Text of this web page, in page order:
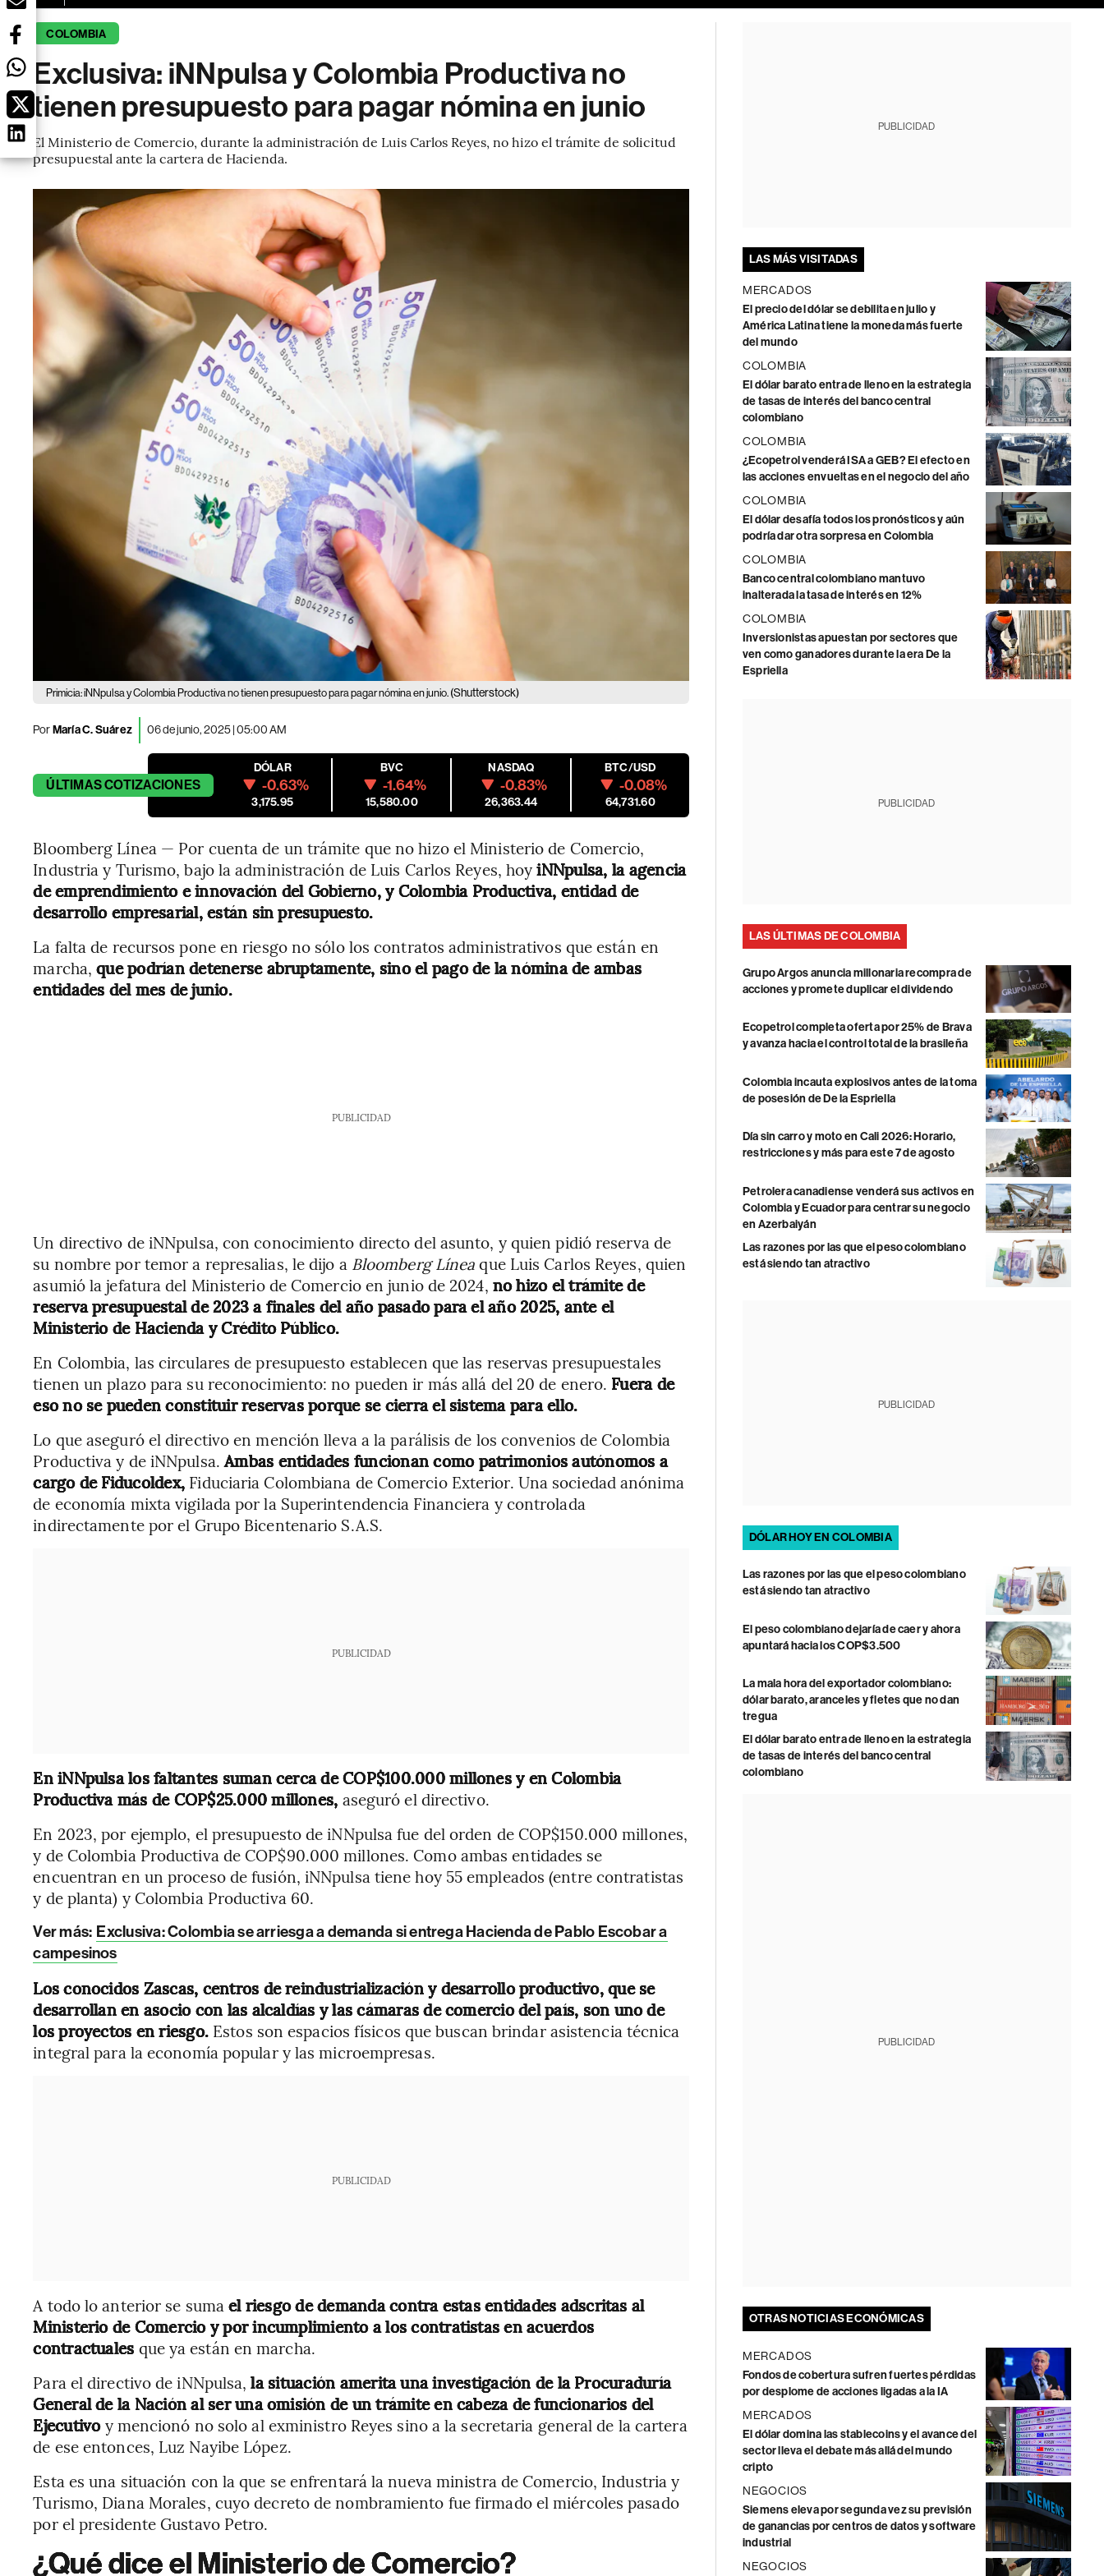
COLOMBIA
Exclusiva: iNNpulsa y Colombia Productiva no
tienen presupuesto para pagar nómina en junio
El Ministerio de Comercio, durante la administración de Luis Carlos Reyes, no hizo el trámite de solicitud
presupuestal ante la cartera de Hacienda.
Primicia: iNNpulsa y Colombia Productiva no tienen presupuesto para pagar nómina en junio. (Shutterstock)
PorMaría C. Suárez 06 de junio, 2025 | 05:00 AM
ÚLTIMASCOTIZACIONES
DÓLAR
-0.63%
3,175.95
BVC
-1.64%
15,580.00
NASDAQ
-0.83%
26,363.44
BTC/USD
-0.08%
64,731.60
Bloomberg Línea — Por cuenta de un trámite que no hizo el Ministerio de Comercio,
Industria y Turismo, bajo la administración de Luis Carlos Reyes, hoyiNNpulsa, la agencia
de emprendimiento e innovación del Gobierno, y Colombia Productiva, entidad de
desarrollo empresarial, están sin presupuesto.
La falta de recursos pone en riesgo no sólo los contratos administrativos que están en
marcha, que podrían detenerse abruptamente, sino el pago de la nómina de ambas
entidades del mes de junio.
PUBLICIDAD
Un directivo de iNNpulsa, con conocimiento directo del asunto, y quien pidió reserva de
su nombre por temor a represalias, le dijo a Bloomberg Líneaque Luis Carlos Reyes, quien
asumió la jefatura del Ministerio de Comercio en junio de 2024, no hizo el trámite de
reserva presupuestal de 2023 a finales del año pasado para el año 2025, ante el
Ministerio de Hacienda y Crédito Público.
En Colombia, las circulares de presupuesto establecen que las reservas presupuestales
tienen un plazo para su reconocimiento: no pueden ir más allá del 20 de enero. Fuera de
eso no se pueden constituir reservas porque se cierra el sistema para ello.
Lo que aseguró el directivo en mención lleva a la parálisis de los convenios de Colombia
Productiva y de iNNpulsa.Ambas entidades funcionan como patrimonios autónomos a
cargo de Fiducoldex, Fiduciaria Colombiana de Comercio Exterior. Una sociedad anónima
de economía mixta vigilada por la Superintendencia Financiera y controlada
indirectamente por el Grupo Bicentenario S.A.S.
PUBLICIDAD
En iNNpulsa los faltantes suman cerca de COP$100.000 millones y en Colombia
Productiva más de COP$25.000 millones, aseguró el directivo.
En 2023, por ejemplo, el presupuesto de iNNpulsa fue del orden de COP$150.000 millones,
y de Colombia Productiva de COP$90.000 millones. Como ambas entidades se
encuentran en un proceso de fusión, iNNpulsa tiene hoy 55 empleados (entre contratistas
y de planta) y Colombia Productiva 60.
Ver más: Exclusiva: Colombia se arriesga a demanda si entrega Hacienda de Pablo Escobar a
campesinos
Los conocidos Zascas, centros de reindustrialización y desarrollo productivo, que se
desarrollan en asocio con las alcaldías y las cámaras de comercio del país, son uno de
los proyectos en riesgo. Estos son espacios físicos que buscan brindar asistencia técnica
integral para la economía popular y las microempresas.
PUBLICIDAD
A todo lo anterior se sumael riesgo de demanda contra estas entidades adscritas al
Ministerio de Comercio y por incumplimiento a los contratistas en acuerdos
contractuales que ya están en marcha.
Para el directivo de iNNpulsa,la situación amerita una investigación de la Procuraduría
General de la Nación al ser una omisión de un trámite en cabeza de funcionarios del
Ejecutivoy mencionó no solo al exministro Reyes sino a la secretaria general de la cartera
de ese entonces, Luz Nayibe López.
Esta es una situación con la que se enfrentará la nueva ministra de Comercio, Industria y
Turismo, Diana Morales, cuyo decreto de nombramiento fue firmado el miércoles pasado
por el presidente Gustavo Petro.
¿Qué dice el Ministerio de Comercio?
PUBLICIDAD
LAS MÁS VISITADAS
MERCADOS
El precio del dólar se debilita en julio y
América Latina tiene la moneda más fuerte
del mundo
COLOMBIA
El dólar barato entra de lleno en la estrategia
de tasas de interés del banco central
colombiano
COLOMBIA
¿Ecopetrol venderá ISA a GEB? El efecto en
las acciones envueltas en el negocio del año
COLOMBIA
El dólar desafía todos los pronósticos y aún
podría dar otra sorpresa en Colombia
COLOMBIA
Banco central colombiano mantuvo
inalterada la tasa de interés en 12%
COLOMBIA
Inversionistas apuestan por sectores que
ven como ganadores durante la era De la
Espriella
PUBLICIDAD
LAS ÚLTIMAS DE COLOMBIA
Grupo Argos anuncia millonaria recompra de
acciones y promete duplicar el dividendo
Ecopetrol completa oferta por 25% de Brava
y avanza hacia el control total de la brasileña
Colombia incauta explosivos antes de la toma
de posesión de De la Espriella
Día sin carro y moto en Cali 2026: Horario,
restricciones y más para este 7 de agosto
Petrolera canadiense venderá sus activos en
Colombia y Ecuador para centrar su negocio
en Azerbaiyán
Las razones por las que el peso colombiano
está siendo tan atractivo
PUBLICIDAD
DÓLAR HOY EN COLOMBIA
Las razones por las que el peso colombiano
está siendo tan atractivo
El peso colombiano dejaría de caer y ahora
apuntará hacia los COP$3.500
La mala hora del exportador colombiano:
dólar barato, aranceles y fletes que no dan
tregua
El dólar barato entra de lleno en la estrategia
de tasas de interés del banco central
colombiano
PUBLICIDAD
OTRAS NOTICIAS ECONÓMICAS
MERCADOS
Fondos de cobertura sufren fuertes pérdidas
por desplome de acciones ligadas a la IA
MERCADOS
El dólar domina las stablecoins y el avance del
sector lleva el debate más allá del mundo
cripto
NEGOCIOS
Siemens eleva por segunda vez su previsión
de ganancias por centros de datos y software
industrial
NEGOCIOS